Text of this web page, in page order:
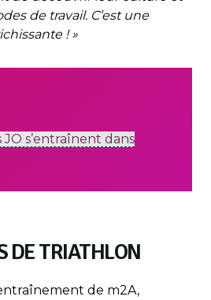
de travail. C’est une
! »
JO s’entraînent dans
DE TRIATHLON
de m2A,